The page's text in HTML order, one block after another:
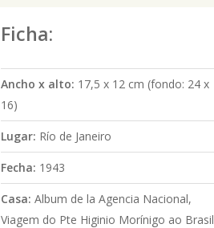
Ficha:
Ancho x alto: 17,5 x 12 cm (fondo: 24 x
16)
Lugar: Río de Janeiro
Fecha: 1943
Casa: Album de la Agencia Nacional,
Viagem do Pte Higinio Morínigo ao Brasil